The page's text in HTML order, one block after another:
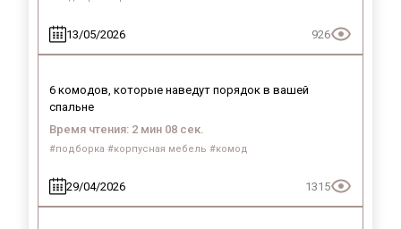
13/05/2026 926
6 комодов, которые наведут порядок в вашей
спальне
Время чтения: 2 мин 08 сек.
#подборка #корпусная мебель #комод
29/04/2026 1315